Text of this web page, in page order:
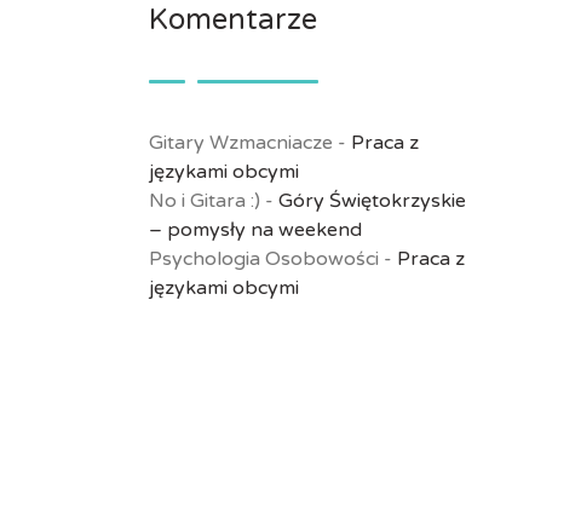
Komentarze
Gitary Wzmacniacze - Praca z
językami obcymi
No i Gitara :) - Góry Świętokrzyskie
– pomysły na weekend
Psychologia Osobowości - Praca z
językami obcymi